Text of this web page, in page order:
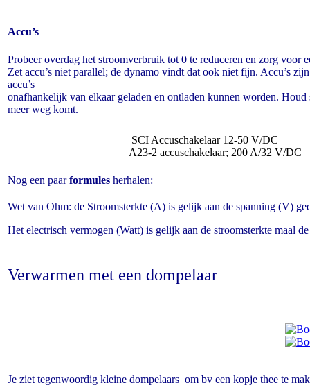
Accu’s
Probeer overdag het stroomverbruik tot 0 te reduceren en zorg voor
Zet accu’s niet parallel; de dynamo vindt dat ook niet fijn. Accu’s
accu’s
onafhankelijk van elkaar geladen en ontladen kunnen worden.
meer weg komt.
SCI Accuschakelaar 12-50 V/DC
A23-2 accuschakelaar; 200 A/32 V/DC
Nog een paarformules herhalen:
Wet van Ohm: de Stroomsterkte (A) is gelijk aan de spanning (V)
Het electrisch vermogen (Watt) is gelijk aan de stroomsterkte maal
Verwarmen met een dompelaar
Je ziet tegenwoordig kleine dompelaars om bv een kopje thee te